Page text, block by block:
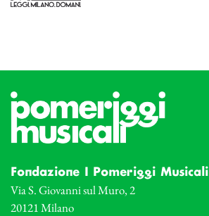
Fondazione I Pomeriggi Musicali
Via S. Giovanni sul Muro, 2
20121 Milano